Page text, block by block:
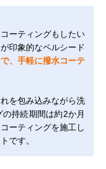
ーティングもしたい
印象的なペルシード
、手軽に撥水コーテ
を包み込みながら洗
持続期間は約2か月
ーティングを施工し
です。